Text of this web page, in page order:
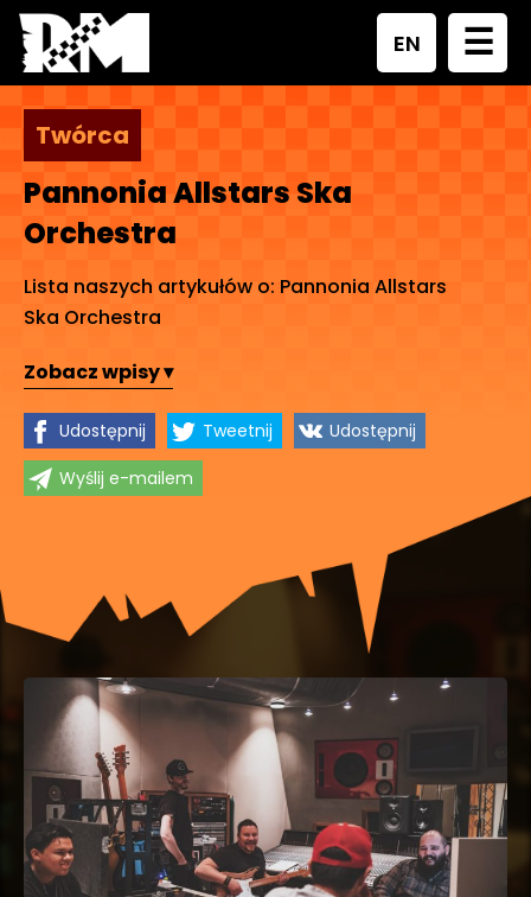
Twórca
Pannonia Allstars Ska
Orchestra
Lista naszych artykułów o: Pannonia Allstars
Ska Orchestra
Zobacz wpisy ▾
Udostępnij Tweetnij
Udostępnij
Wyślij e-mailem
☰
EN